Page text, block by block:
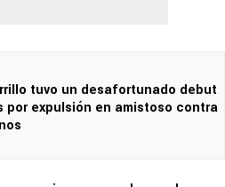
tuvo un desafortunado debut
por expulsión en amistoso contra